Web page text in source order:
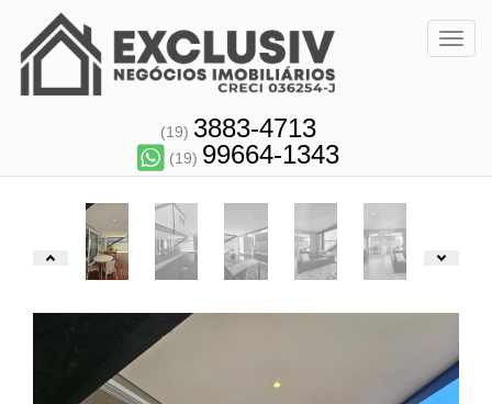
(19) 3883-4713
(19) 99664-1343